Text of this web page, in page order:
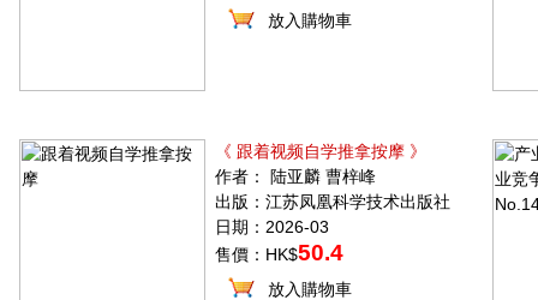
放入購物車
《 跟着视频自学推拿按摩 》
作者： 陆亚麟 曹梓峰
出版：江苏凤凰科学技术出版社
日期：2026-03
售價：HK$50.4
放入購物車